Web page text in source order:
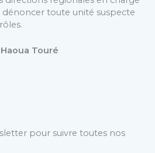
dénoncer toute unité suspecte
Touré
pour suivre toutes nos